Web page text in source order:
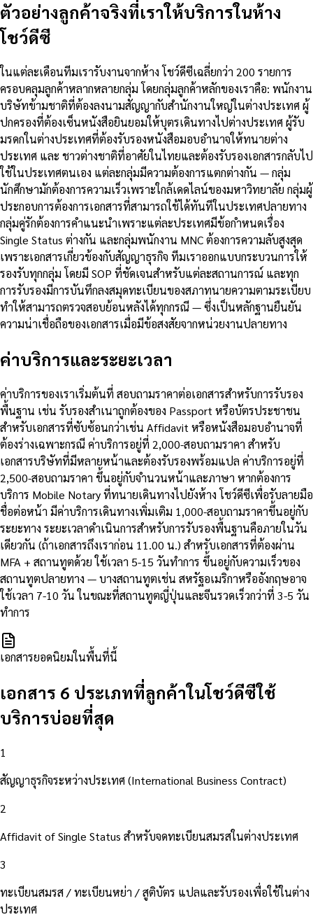
ตัวอย่างลูกค้าจริงที่เราให้บริการในห้าง
โชว์ดีซี
ในแต่ละเดือนทีมเรารับงานจากห้าง โชว์ดีซีเฉลี่ยกว่า 200 รายการ
ครอบคลุมลูกค้าหลากหลายกลุ่ม โดยกลุ่มลูกค้าหลักของเราคือ: พนักงาน
บริษัทข้ามชาติที่ต้องลงนามสัญญากับสำนักงานใหญ่ในต่างประเทศ ผู้
ปกครองที่ต้องเซ็นหนังสือยินยอมให้บุตรเดินทางไปต่างประเทศ ผู้รับ
มรดกในต่างประเทศที่ต้องรับรองหนังสือมอบอำนาจให้ทนายต่าง
ประเทศ และ ชาวต่างชาติที่อาศัยในไทยและต้องรับรองเอกสารกลับไป
ใช้ในประเทศตนเอง แต่ละกลุ่มมีความต้องการแตกต่างกัน — กลุ่ม
นักศึกษามักต้องการความเร็วเพราะใกล้เดดไลน์ของมหาวิทยาลัย กลุ่มผู้
ประกอบการต้องการเอกสารที่สามารถใช้ได้ทันทีในประเทศปลายทาง
กลุ่มคู่รักต้องการคำแนะนำเพราะแต่ละประเทศมีข้อกำหนดเรื่อง
Single Status ต่างกัน และกลุ่มพนักงาน MNC ต้องการความลับสูงสุด
เพราะเอกสารเกี่ยวข้องกับสัญญาธุรกิจ ทีมเราออกแบบกระบวนการให้
รองรับทุกกลุ่ม โดยมี SOP ที่ชัดเจนสำหรับแต่ละสถานการณ์ และทุก
การรับรองมีการบันทึกลงสมุดทะเบียนของสภาทนายความตามระเบียบ
ทำให้สามารถตรวจสอบย้อนหลังได้ทุกกรณี — ซึ่งเป็นหลักฐานยืนยัน
ความน่าเชื่อถือของเอกสารเมื่อมีข้อสงสัยจากหน่วยงานปลายทาง
ค่าบริการและระยะเวลา
ค่าบริการของเราเริ่มต้นที่ สอบถามราคาต่อเอกสารสำหรับการรับรอง
พื้นฐาน เช่น รับรองสำเนาถูกต้องของ Passport หรือบัตรประชาชน
สำหรับเอกสารที่ซับซ้อนกว่าเช่น Affidavit หรือหนังสือมอบอำนาจที่
ต้องร่างเฉพาะกรณี ค่าบริการอยู่ที่ 2,000-สอบถามราคา สำหรับ
เอกสารบริษัทที่มีหลายหน้าและต้องรับรองพร้อมแปล ค่าบริการอยู่ที่
2,500-สอบถามราคา ขึ้นอยู่กับจำนวนหน้าและภาษา หากต้องการ
บริการ Mobile Notary ที่ทนายเดินทางไปยังห้าง โชว์ดีซีเพื่อรับลายมือ
ชื่อต่อหน้า มีค่าบริการเดินทางเพิ่มเติม 1,000-สอบถามราคาขึ้นอยู่กับ
ระยะทาง ระยะเวลาดำเนินการสำหรับการรับรองพื้นฐานคือภายในวัน
เดียวกัน (ถ้าเอกสารถึงเราก่อน 11.00 น.) สำหรับเอกสารที่ต้องผ่าน
MFA + สถานทูตด้วย ใช้เวลา 5-15 วันทำการ ขึ้นอยู่กับความเร็วของ
สถานทูตปลายทาง — บางสถานทูตเช่น สหรัฐอเมริกาหรืออังกฤษอาจ
ใช้เวลา 7-10 วัน ในขณะที่สถานทูตญี่ปุ่นและจีนรวดเร็วกว่าที่ 3-5 วัน
ทำการ
เอกสารยอดนิยมในพื้นที่นี้
เอกสาร 6 ประเภทที่ลูกค้าในโชว์ดีซีใช้
บริการบ่อยที่สุด
1
สัญญาธุรกิจระหว่างประเทศ (International Business Contract)
2
Affidavit of Single Status สำหรับจดทะเบียนสมรสในต่างประเทศ
3
ทะเบียนสมรส / ทะเบียนหย่า / สูติบัตร แปลและรับรองเพื่อใช้ในต่าง
ประเทศ